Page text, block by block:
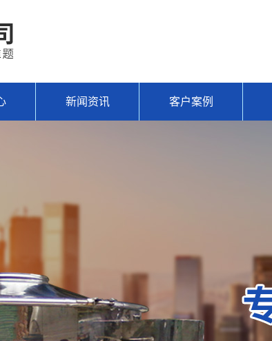
新闻资讯 客户案例